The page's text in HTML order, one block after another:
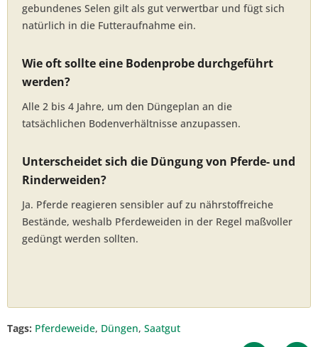
gebundenes Selen gilt als gut verwertbar und fügt sich
natürlich in die Futteraufnahme ein.
Wie oft sollte eine Bodenprobe durchgeführt
werden?
Alle 2 bis 4 Jahre, um den Düngeplan an die
tatsächlichen Bodenverhältnisse anzupassen.
Unterscheidet sich die Düngung von Pferde- und
Rinderweiden?
Ja. Pferde reagieren sensibler auf zu nährstoffreiche
Bestände, weshalb Pferdeweiden in der Regel maßvoller
gedüngt werden sollten.
Tags: Pferdeweide, Düngen, Saatgut